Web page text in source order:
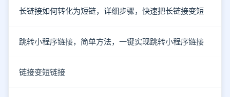
长链接如何转化为短链，详细步骤，快速把长链接变短
跳转小程序链接，简单方法，一键实现跳转小程序链接
链接变短链接